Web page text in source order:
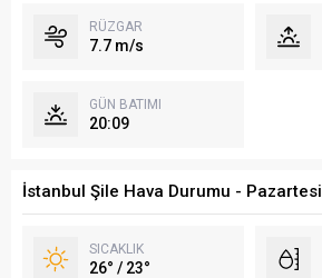
RÜZGAR
7.7 m/s
GÜN BATIMI
20:09
İstanbul Şile Hava Durumu - Pazartesi
SICAKLIK
26° / 23°